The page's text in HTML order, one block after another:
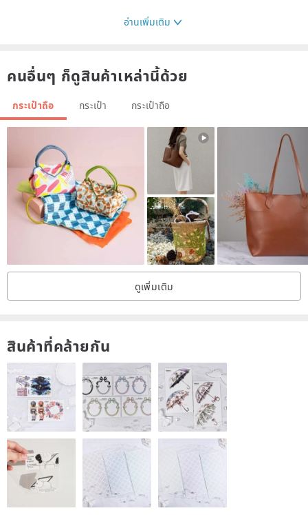
Material: Taiwanese Cotton Fabric + Taiwanese Canvas
Care Instructions:
1. Gently hand wash separately in warm water. Do not rub.
2. Do not use detergents containing color bleach, bleach, or
brighteners.
3. For stubborn stains, use a diluted neutral detergent.
4. Do not tumble dry or expose to direct sunlight after washing. Air
dry in a cool place.
5. Over time, yellow plant pigments may be released during
6. If not in use for an extended period, store in a dark/opaque bag
in a wardrobe to maintain color stability and prevent localized
fading along creases.
Collapse
อ่านเพิ่มเติม
คนอื่นๆ ก็ดูสินค้าเหล่านี้ด้วย
กระเป๋าถือ กระเป๋า กระเป๋าถือ
ดูเพิ่มเติม
สินค้าที่คล้ายกัน